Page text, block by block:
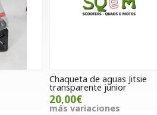
Chaqueta de aguas Jitsie
transparente junior
20,00€
más variaciones